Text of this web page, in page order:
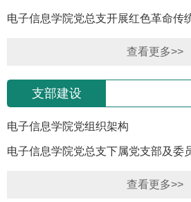
生活会
电子信息学院党总支开展红色革命传
查看更多>>
支部建设
电子信息学院党组织架构
电子信息学院党总支下属党支部及委
查看更多>>